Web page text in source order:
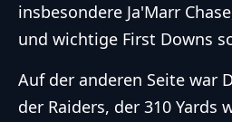
insbesondere Ja'Marr
und wichtige First Downs
Auf der anderen Seite war
der Raiders, der 310 Yards